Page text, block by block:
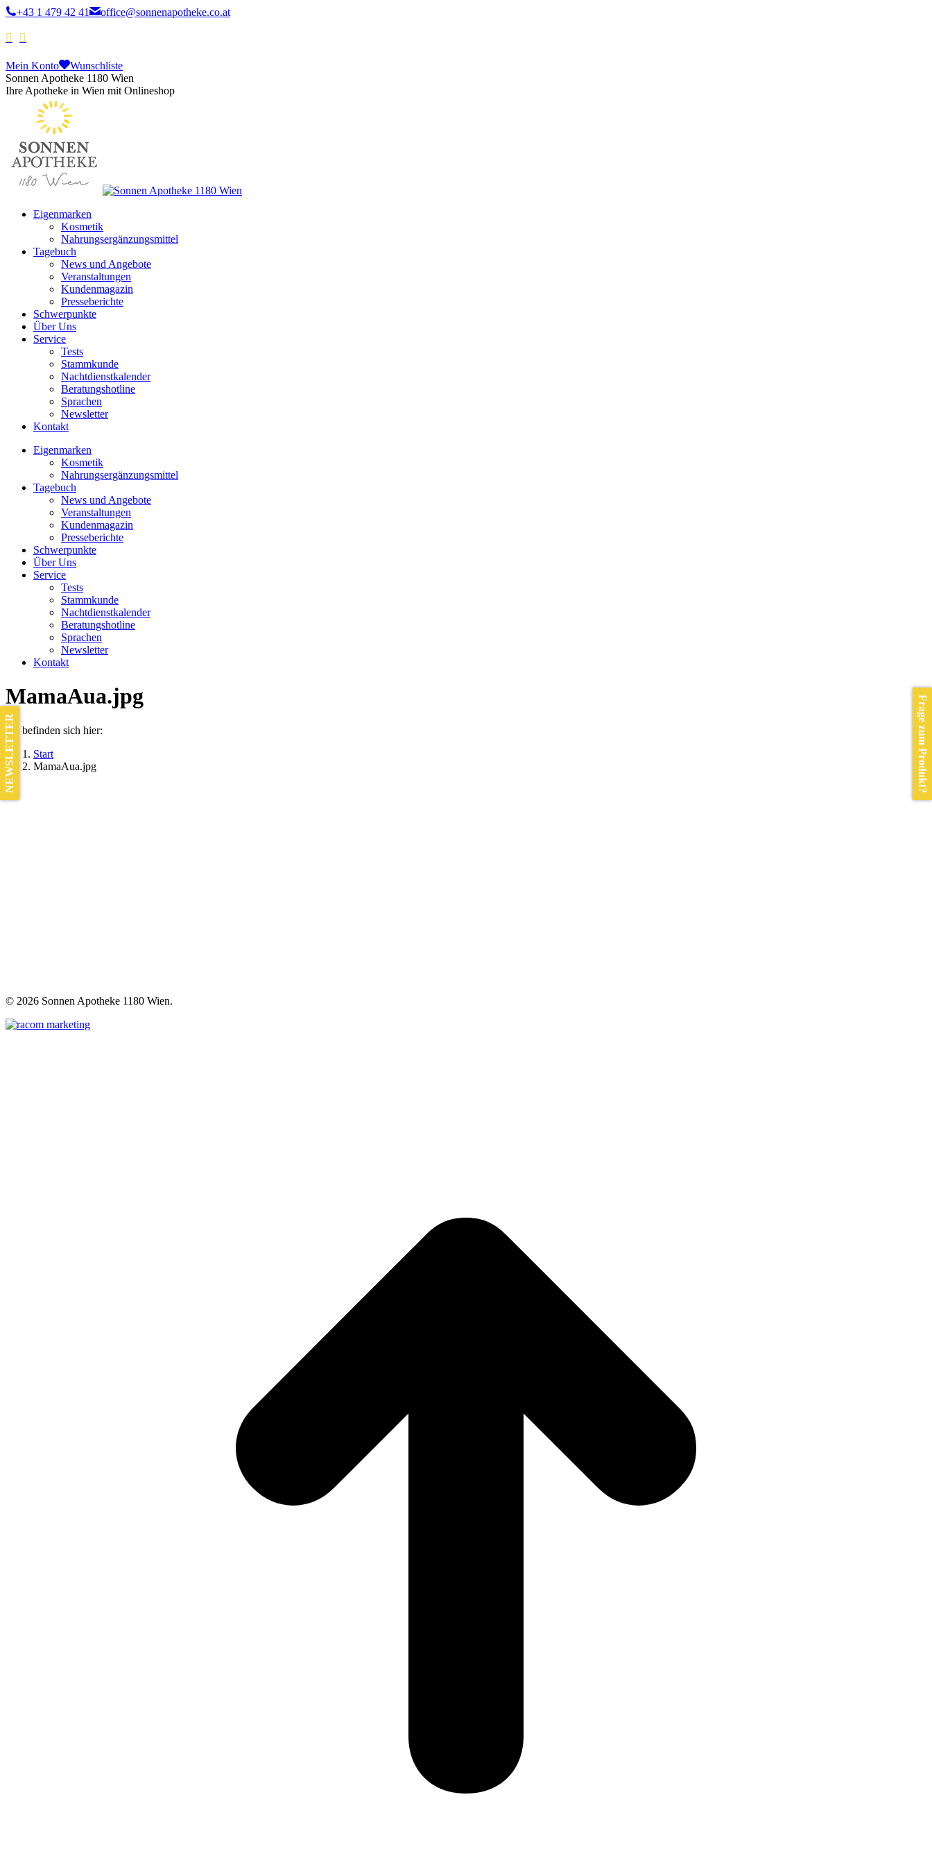
+43 1 479 42 41 office@sonnenapotheke.co.at
Mein Konto
Wunschliste
Sonnen Apotheke 1180 Wien
Ihre Apotheke in Wien mit Onlineshop
Eigenmarken
Kosmetik
Nahrungsergänzungsmittel
Tagebuch
News und Angebote
Veranstaltungen
Kundenmagazin
Presseberichte
Schwerpunkte
Über Uns
Service
Tests
Stammkunde
Nachtdienstkalender
Beratungshotline
Sprachen
Newsletter
Kontakt
Eigenmarken
Kosmetik
Nahrungsergänzungsmittel
Tagebuch
News und Angebote
Veranstaltungen
Kundenmagazin
Presseberichte
Schwerpunkte
Über Uns
Service
Tests
Stammkunde
Nachtdienstkalender
Beratungshotline
Sprachen
Newsletter
Kontakt
MamaAua.jpg
Sie befinden sich hier:
Start
MamaAua.jpg
© 2026 Sonnen Apotheke 1180 Wien.
Frage zum Produkt?
NEWSLETTER